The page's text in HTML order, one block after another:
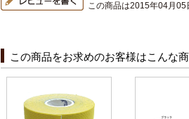
この商品は2015年04月05
この商品をお求めのお客様はこんな